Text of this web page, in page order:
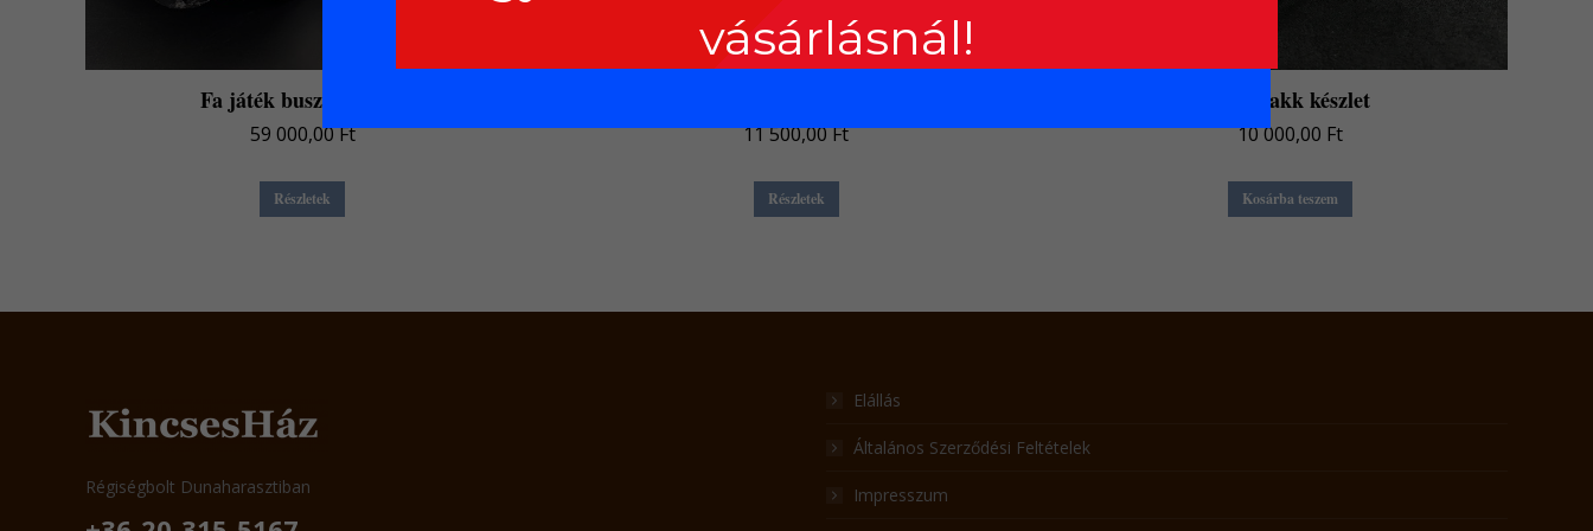
vásárlásnál!
Fa játék busz – Ikarus
59 000,00Ft
Részletek
11 500,00Ft
Részletek
Üveg sakk készlet
10 000,00 Ft
Kosárba teszem
Régiségbolt Dunaharasztiban
Elállás
Általános Szerződési Feltételek
Impresszum